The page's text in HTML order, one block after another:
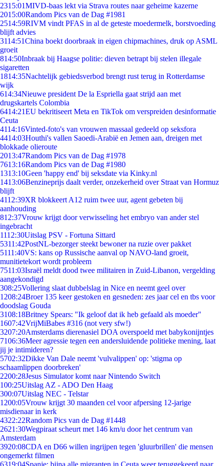
2315:01MIVD-baas lekt via Strava routes naar geheime kazerne
2015:00Random Pics van de Dag #1981
2514:59RIVM vindt PFAS in al de geteste moedermelk, borstvoeding
blijft advies
3114:51China boekt doorbraak in eigen chipmachines, druk op ASML
groeit
814:50Inbraak bij Haagse politie: dieven betrapt bij stelen illegale
sigaretten
1814:35Nachtelijk gebiedsverbod brengt rust terug in Rotterdamse
wijk
614:34Nieuwe president De la Espriella gaat strijd aan met
drugskartels Colombia
6414:21EU bekritiseert Meta en TikTok om verspreiden desinformatie
Ceuta
4114:16Vinted-foto's van vrouwen massaal gedeeld op seksfora
4414:03Houthi's vallen Saoedi-Arabië en Jemen aan, dreigen met
blokkade olieroute
2013:47Random Pics van de Dag #1978
7613:16Random Pics van de Dag #1980
1313:10Geen 'happy end' bij seksdate via Kinky.nl
1413:06Benzineprijs daalt verder, onzekerheid over Straat van Hormuz
blijft
4112:39XR blokkeert A12 ruim twee uur, agent gebeten bij
aanhouding
812:37Vrouw krijgt door verwisseling het embryo van ander stel
ingebracht
1112:30Uitslag PSV - Fortuna Sittard
5311:42PostNL-bezorger steekt bewoner na ruzie over pakket
5111:40VS: kans op Russische aanval op NAVO-land groeit,
munitietekort wordt probleem
7511:03Israël meldt dood twee militairen in Zuid-Libanon, vergelding
aangekondigd
308:25Vollering slaat dubbelslag in Nice en neemt geel over
1208:24Broer 135 keer gestoken en gesneden: zes jaar cel en tbs voor
doodslag Gouda
3108:18Britney Spears: "Ik geloof dat ik heb gefaald als moeder"
1607:42VrijMiBabes #316 (not very sfw!)
3207:20Amsterdams dierenasiel DOA overspoeld met babykonijntjes
7106:36Meer agressie tegen een andersluidende politieke mening, laat
jij je intimideren?
5702:32Dikke Van Dale neemt 'vulvalippen' op: 'stigma op
schaamlippen doorbreken'
2200:28Jesus Simulator komt naar Nintendo Switch
100:25Uitslag AZ - ADO Den Haag
300:07Uitslag NEC - Telstar
1200:05Vrouw krijgt 30 maanden cel voor afpersing 12-jarige
misdienaar in kerk
4322:22Random Pics van de Dag #1448
2621:30Wegpiraat scheurt met 146 km/u door het centrum van
Amsterdam
3920:08CDA en D66 willen ingrijpen tegen 'gluurbrillen' die mensen
ongemerkt filmen
6319:04Spanje: bijna alle migranten in Ceuta weer teruggekeerd naar